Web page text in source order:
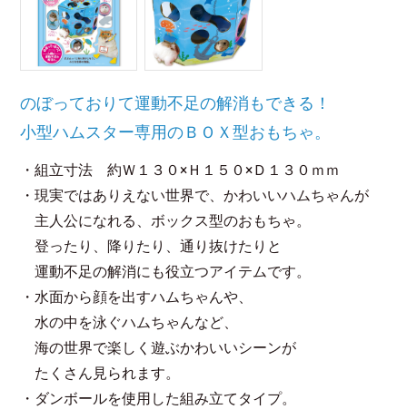
のぼっておりて運動不足の解消もできる！
小型ハムスター専用のＢＯＸ型おもちゃ。
・組立寸法 約Ｗ１３０×Ｈ１５０×Ｄ１３０ｍｍ
・現実ではありえない世界で、かわいいハムちゃんが
主人公になれる、ボックス型のおもちゃ。
登ったり、降りたり、通り抜けたりと
運動不足の解消にも役立つアイテムです。
・水面から顔を出すハムちゃんや、
水の中を泳ぐハムちゃんなど、
海の世界で楽しく遊ぶかわいいシーンが
たくさん見られます。
・ダンボールを使用した組み立てタイプ。